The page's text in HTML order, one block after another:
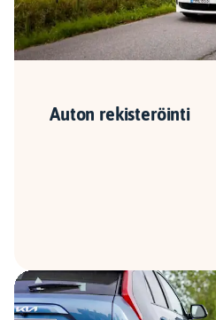
Auton rekisteröinti